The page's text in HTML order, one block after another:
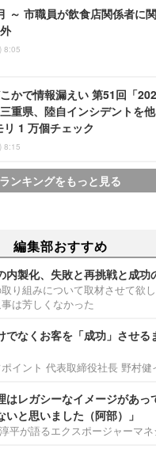
～ 市職員が飲食店関係者に
8:05
かで情報漏えい 第51回「
重県、陸自インシデントを
リ 1 万個チェック
8:15
ランキングをもっと見る
編集部おすすめ
内製化、失敗と再挑戦と成功
り組みについて取材させて欲
は芳しくなかった
でなくお客を「成功」させ
イント 代表取締役社長 野村健
はレガシーなイメージがあ
いと思いました（阿部）」
平が語るエクスポージャーマネ